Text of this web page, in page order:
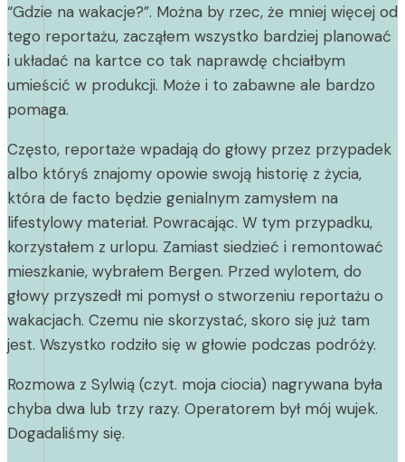
“Gdzie na wakacje?”. Można by rzec, że mniej więcej od
tego reportażu, zacząłem wszystko bardziej planować
i układać na kartce co tak naprawdę chciałbym
umieścić w produkcji. Może i to zabawne ale bardzo
pomaga.
Często, reportaże wpadają do głowy przez przypadek
albo któryś znajomy opowie swoją historię z życia,
która de facto będzie genialnym zamysłem na
lifestylowy materiał. Powracając. W tym przypadku,
korzystałem z urlopu. Zamiast siedzieć i remontować
mieszkanie, wybrałem Bergen. Przed wylotem, do
głowy przyszedł mi pomysł o stworzeniu reportażu o
wakacjach. Czemu nie skorzystać, skoro się już tam
jest. Wszystko rodziło się w głowie podczas podróży.
Rozmowa z Sylwią (czyt. moja ciocia) nagrywana była
chyba dwa lub trzy razy. Operatorem był mój wujek.
Dogadaliśmy się.